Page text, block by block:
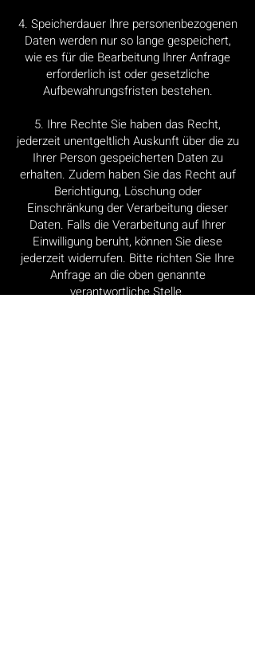
4. Speicherdauer Ihre personenbezogenen
Daten werden nur so lange gespeichert,
wie es für die Bearbeitung Ihrer Anfrage
erforderlich ist oder gesetzliche
Aufbewahrungsfristen bestehen.
5. Ihre Rechte Sie haben das Recht,
jederzeit unentgeltlich Auskunft über die zu
Ihrer Person gespeicherten Daten zu
erhalten. Zudem haben Sie das Recht auf
Berichtigung, Löschung oder
Einschränkung der Verarbeitung dieser
Daten. Falls die Verarbeitung auf Ihrer
Einwilligung beruht, können Sie diese
jederzeit widerrufen. Bitte richten Sie Ihre
Anfrage an die oben genannte
verantwortliche Stelle.